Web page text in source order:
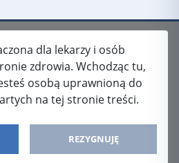
dla lekarzy i osób
zdrowia. Wchodząc tu,
osobą uprawnioną do
na tej stronie treści.
REZYGNUJĘ